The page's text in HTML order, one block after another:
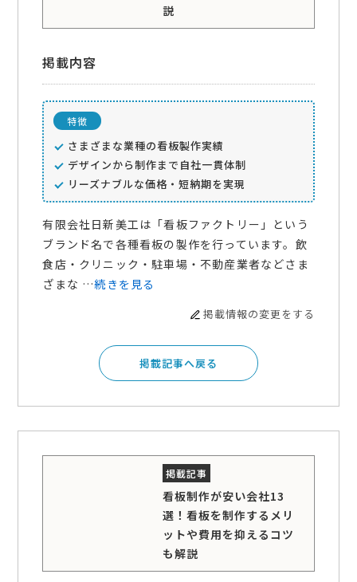
説
掲載内容
特徴
さまざまな業種の看板製作実績
デザインから制作まで自社一貫体制
リーズナブルな価格・短納期を実現
有限会社日新美工は「看板ファクトリー」という
ブランド名で各種看板の製作を行っています。飲
食店・クリニック・駐車場・不動産業者などさま
ざまな …続きを見る
掲載情報の変更をする
掲載記事へ戻る
看板制作が安い会社13
選！看板を制作するメリ
ットや費用を抑えるコツ
も解説